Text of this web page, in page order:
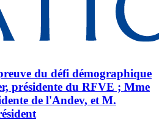
du défi démographique
présidente du RFVE ; Mme
de l'Andev, et M.